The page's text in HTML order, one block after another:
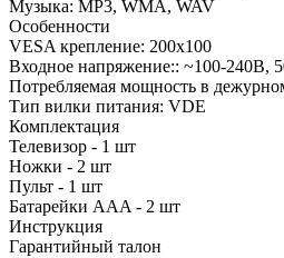
Музыка: MP3, WMA, WAV
Особенности
VESA крепление: 200x100
Входное напряжение:: ~100-240В,
Потребляемая мощность в
Тип вилки питания: VDE
Комплектация
Телевизор - 1 шт
Ножки - 2 шт
Пульт - 1 шт
Батарейки AAA - 2 шт
Инструкция
Гарантийный талон